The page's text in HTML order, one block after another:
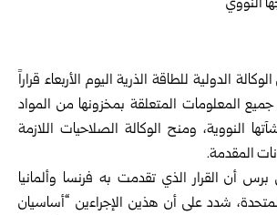
الوكالة الدولية للطاقة الذرية اليوم الأربعاء قراراً
جميع المعلومات المتعلقة بمخزونها من المواد
النووية، ومنح الوكالة الصلاحيات اللازمة
المقدمة.
أن القرار الذي تقدمت به فرنسا وألمانيا
المتحدة، شدد على أن هذين الإجراءين “أساسيان